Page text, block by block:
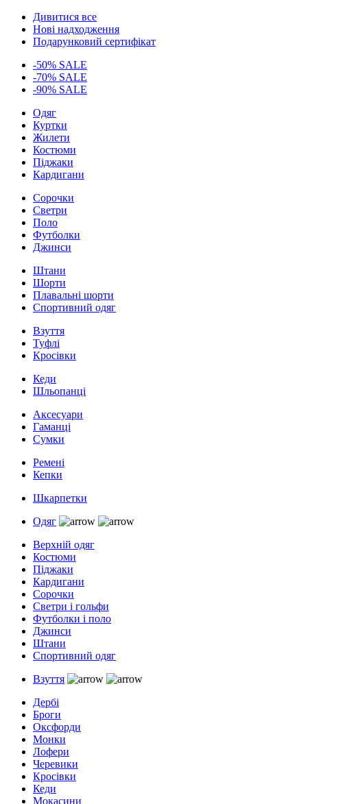
Дивитися все
Нові надходження
Подарунковий сертифікат
-50% SALE
-70% SALE
-90% SALE
Одяг
Куртки
Жилети
Костюми
Піджаки
Кардигани
Сорочки
Светри
Поло
Футболки
Джинси
Штани
Шорти
Плавальні шорти
Спортивний одяг
Взуття
Туфлі
Кросівки
Кеди
Шльопанці
Аксесуари
Гаманці
Сумки
Ремені
Кепки
Шкарпетки
Одяг
Верхній одяг
Костюми
Піджаки
Кардигани
Сорочки
Светри і гольфи
Футболки і поло
Джинси
Штани
Спортивний одяг
Взуття
Дербі
Броги
Оксфорди
Монки
Лофери
Черевики
Кросівки
Кеди
Мокасини